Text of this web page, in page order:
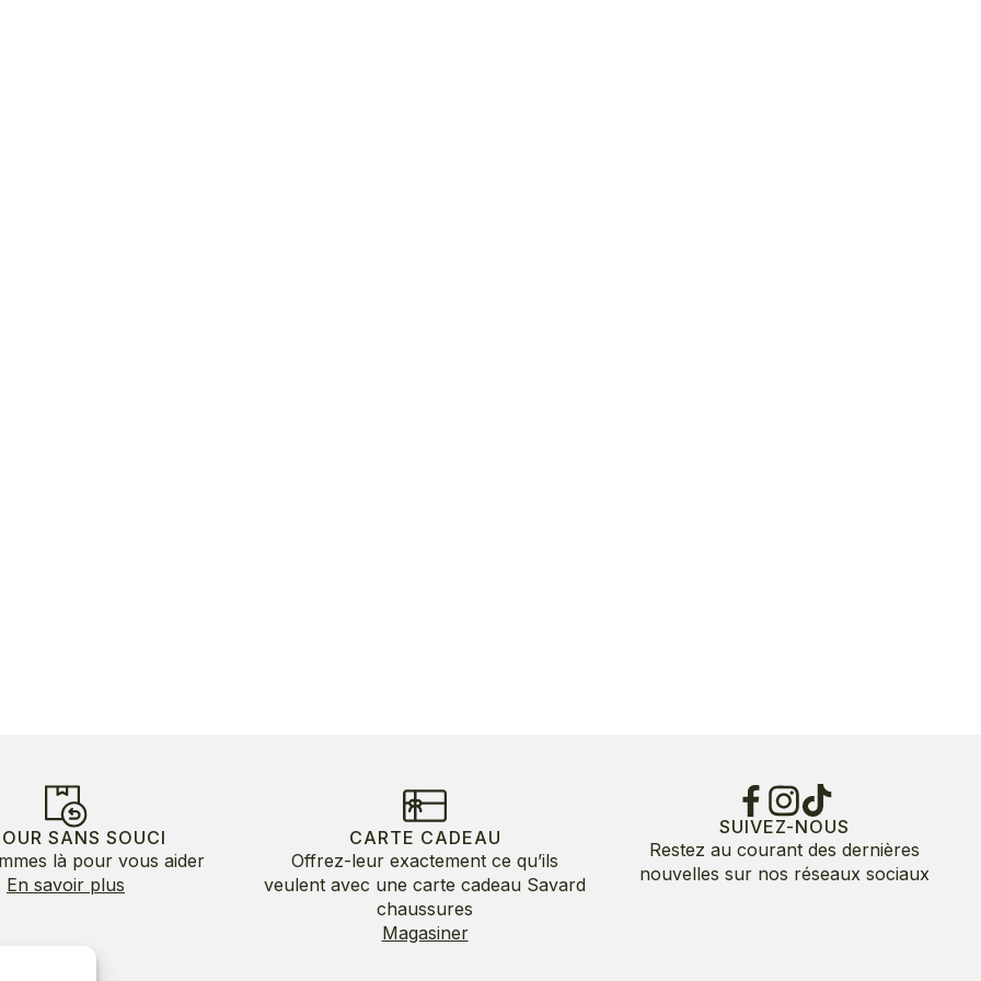
SANS SOUCI
là pour vous aider
En savoir plus
CARTE CADEAU
Offrez-leur exactement ce qu’ils
veulent avec une carte cadeau Savard
chaussures
Magasiner
SUIVEZ-NOUS
Restez au courant des dernières
nouvelles sur nos réseaux sociaux